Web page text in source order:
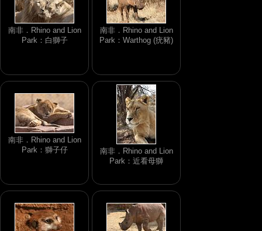
南非．Rhino and Lion
Park：白獅子
南非．Rhino and Lion
Park：Warthog (疣豬)
南非．Rhino and Lion
Park：獅子仔
南非．Rhino and Lion
Park：近看母獅